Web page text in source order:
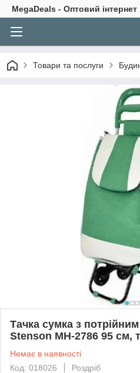
MegaDeals - Оптовий інтернет
Товари та послуги
Тачка сумка з
Stenson MH-2786 95 см,
Немає в наявності
Код: 018026
Роздріб